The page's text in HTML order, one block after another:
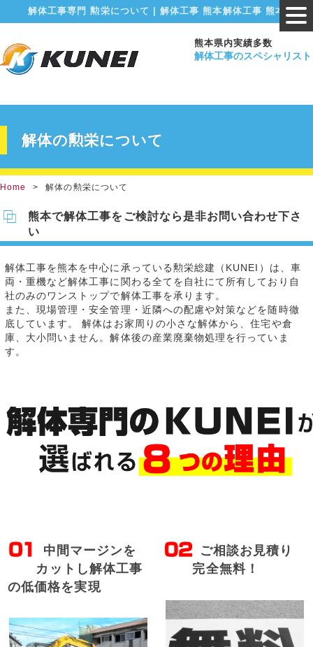
解体工事専門 勲栄について | 解体工事 熊本解体工事 熊本
熊本県内実績多数
解体工事のスペシャリスト
Home 解体の勲栄について
解体の勲栄について
熊本で解体工事をご検討なら是非お問い合わせ下さ
い
解体工事を熊本を中心に承っている勲栄総建（KUNEI）は、車
両・重機など解体工事に関わる全てを自社にて所有しており自
社のみのワンストップで解体工事を承ります。
また、現場管理・安全管理・近隣への配慮や対策などを随時徹
底しています。 解体はお家周りの小さな解体から、住宅や倉
庫、大小問いません。解体後の産業廃棄物処理を行っていま
す。
中間マージンを
カットし解体工事
の低価格を実現
ご相談お見積り
完全無料！